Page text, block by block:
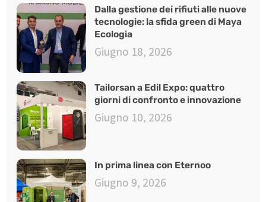
Dalla gestione dei rifiuti alle nuove
tecnologie: la sfida green di Maya
Ecologia
Giugno 18, 2026
Tailorsan a Edil Expo: quattro
giorni di confronto e innovazione
Giugno 10, 2026
In prima linea con Eternoo
Giugno 9, 2026